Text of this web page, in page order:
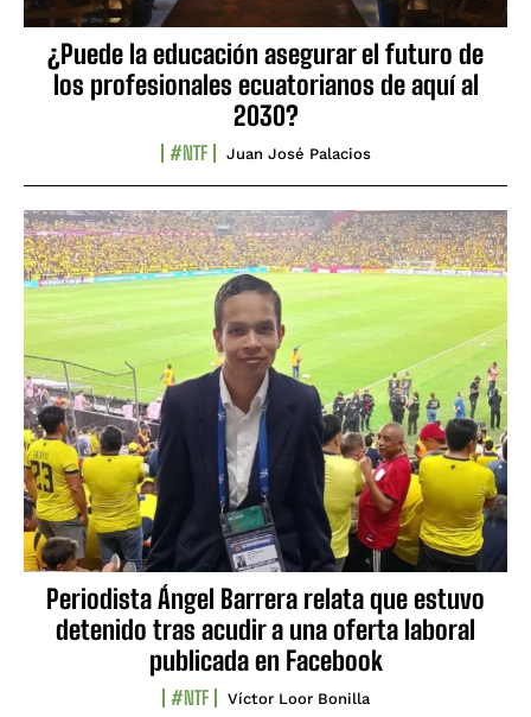
¿Puede la educación asegurar el futuro de
los profesionales ecuatorianos de aquí al
2030?
#NTF Juan José Palacios
Periodista Ángel Barrera relata que estuvo
detenido tras acudir a una oferta laboral
publicada en Facebook
#NTF Víctor Loor Bonilla